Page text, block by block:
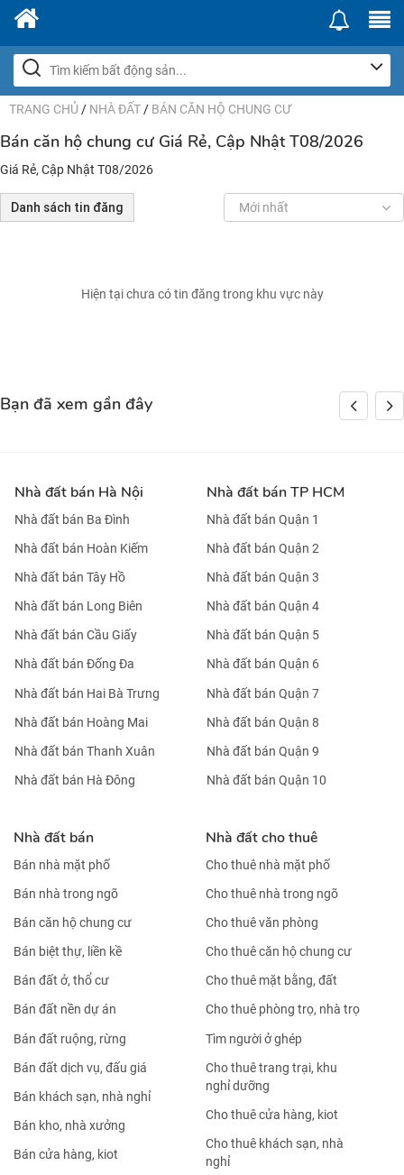
TRANG CHỦ / NHÀ ĐẤT / BÁN CĂN HỘ CHUNG CƯ
Bán căn hộ chung cư Giá Rẻ, Cập Nhật T08/2026
Giá Rẻ, Cập Nhật T08/2026
Danh sách tin đăng Mới nhất
Hiện tại chưa có tin đăng trong khu vực này
Bạn đã xem gần đây
Nhà đất bán Hà Nội
Nhà đất bán Ba Đình
Nhà đất bán Hoàn Kiếm
Nhà đất bán Tây Hồ
Nhà đất bán Long Biên
Nhà đất bán Cầu Giấy
Nhà đất bán Đống Đa
Nhà đất bán Hai Bà Trưng
Nhà đất bán Hoàng Mai
Nhà đất bán Thanh Xuân
Nhà đất bán Hà Đông
Nhà đất bán TP HCM
Nhà đất bán Quận 1
Nhà đất bán Quận 2
Nhà đất bán Quận 3
Nhà đất bán Quận 4
Nhà đất bán Quận 5
Nhà đất bán Quận 6
Nhà đất bán Quận 7
Nhà đất bán Quận 8
Nhà đất bán Quận 9
Nhà đất bán Quận 10
Nhà đất bán
Bán nhà mặt phố
Bán nhà trong ngõ
Bán căn hộ chung cư
Bán biệt thự, liền kề
Bán đất ở, thổ cư
Bán đất nền dự án
Bán đất ruộng, rừng
Bán đất dịch vụ, đấu giá
Bán khách sạn, nhà nghỉ
Bán kho, nhà xưởng
Bán cửa hàng, kiot
Nhà đất cho thuê
Cho thuê nhà mặt phố
Cho thuê nhà trong ngõ
Cho thuê văn phòng
Cho thuê căn hộ chung cư
Cho thuê mặt bằng, đất
Cho thuê phòng trọ, nhà trọ
Tìm người ở ghép
Cho thuê trang trại, khu
nghỉ dưỡng
Cho thuê cửa hàng, kiot
Cho thuê khách sạn, nhà
nghỉ